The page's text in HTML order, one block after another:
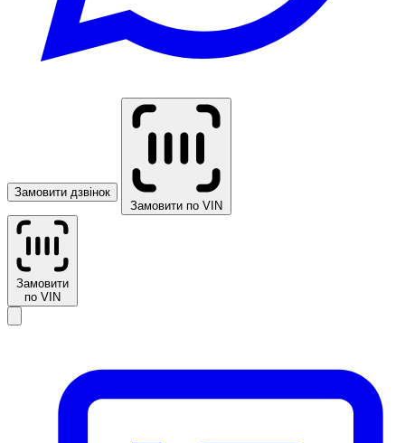
Замовити дзвінок
Замовити по VIN
Замовити
по VIN